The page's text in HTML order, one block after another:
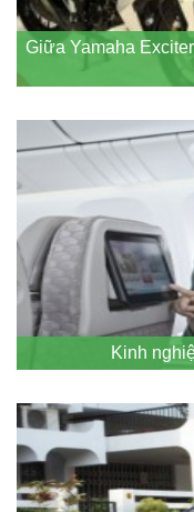
Giữa Yamaha
Kinh